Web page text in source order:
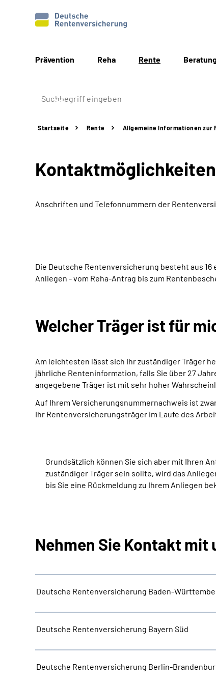
Prävention Reha Rente
Startseite Rente Allgemeine Informationen zur
Anschriften und Telefonnummern der
Die Deutsche Rentenversicherung besteht aus
Anliegen - vom Reha-Antrag bis zum
Welcher Träger ist für
Am leichtesten lässt sich Ihr zuständiger Träger
jährliche Renteninformation, falls Sie über 27
angegebene Träger ist mit sehr hoher
Auf Ihrem Versicherungsnummernachweis ist
Ihr Rentenversicherungsträger im Laufe des
Grundsätzlich können Sie sich aber mit Ihren
zuständiger Träger sein sollte, wird das
bis Sie eine Rückmeldung zu Ihrem Anliegen
Nehmen Sie Kontakt mit
Deutsche Rentenversicherung Baden-
Deutsche Rentenversicherung Bayern Süd
Deutsche Rentenversicherung Berlin-